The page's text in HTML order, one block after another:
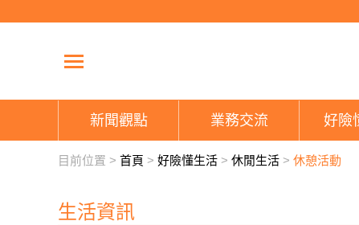
新聞觀點 業務交流 好險
目前位置 > 首頁 > 好險懂生活 > 休閒生活 > 休憩活動
生活資訊